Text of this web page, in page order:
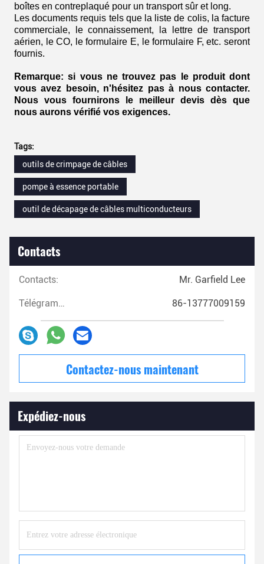
boîtes en contreplaqué pour un transport sûr et long.
Les documents requis tels que la liste de colis, la facture
commerciale, le connaissement, la lettre de transport
aérien, le CO, le formulaire E, le formulaire F, etc. seront
fournis.
Remarque: si vous ne trouvez pas le produit dont
vous avez besoin, n'hésitez pas à nous contacter.
Nous vous fournirons le meilleur devis dès que
nous aurons vérifié vos exigences.
Tags:
outils de crimpage de câbles
pompe à essence portable
outil de décapage de câbles multiconducteurs
Contacts
Contacts: Mr. Garfield Lee
Télégramme: 86-13777009159
Contactez-nous maintenant
Expédiez-nous